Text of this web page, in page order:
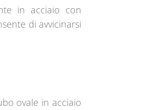
in acciaio con
di avvicinarsi
ovale in acciaio